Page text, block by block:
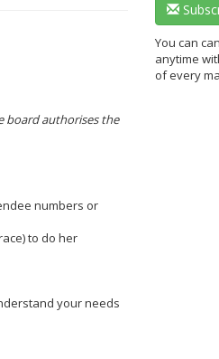
board authorises the
numbers or
to do her
your needs
You can
anytime
of every